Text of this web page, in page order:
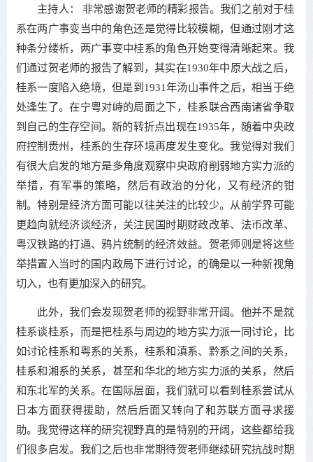
主持人： 非常感谢贺老师的精彩报告。我们之前对于桂
系在两广事变当中的角色还是觉得比较模糊，但通过刚才这
种条分缕析，两广事变中桂系的角色开始变得清晰起来。我
们通过贺老师的报告了解到，其实在1930年中原大战之后，
桂系一度陷入绝境，但是到1931年汤山事件之后，相当于绝
处逢生了。在宁粤对峙的局面之下，桂系联合西南诸省争取
到自己的生存空间。新的转折点出现在1935年，随着中央政
府控制贵州，桂系的生存环境再度发生变化。我觉得对我们
有很大启发的地方是多角度观察中央政府削弱地方实力派的
举措，有军事的策略，然后有政治的分化，又有经济的钳
制。特别是经济方面可能以往关注的比较少。从前学界可能
更趋向就经济谈经济，关注民国时期财政改革、法币改革、
粤汉铁路的打通、鸦片统制的经济效益。贺老师则是将这些
举措置入当时的国内政局下进行讨论，的确是以一种新视角
切入，也有更加深入的研究。
此外，我们会发现贺老师的视野非常开阔。他并不是就
桂系谈桂系，而是把桂系与周边的地方实力派一同讨论，比
如讨论桂系和粤系的关系，桂系和滇系、黔系之间的关系，
桂系和湘系的关系，甚至和华北的地方实力派的关系，然后
和东北军的关系。在国际层面，我们就可以看到桂系尝试从
日本方面获得援助，然后后面又转向了和苏联方面寻求援
助。我觉得这样的研究视野真的是特别的开阔，这些都给我
们很多启发。我们之后也非常期待贺老师继续研究抗战时期